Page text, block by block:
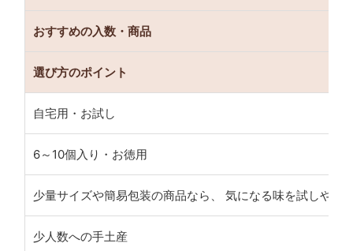
おすすめの入数・商品
選び方のポイント
自宅用・お試し
6～10個入り・お徳用
少量サイズや簡易包装の商品なら、 気になる味を試しやす
少人数への手土産